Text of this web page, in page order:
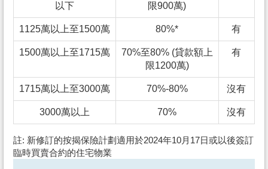
以下
限900萬)
1125萬以上至1500萬 80%* 有
1500萬以上至1715萬
70%至80% (貸款額上
限1200萬)
有
1715萬以上至3000萬 70%-80% 沒有
3000萬以上 70% 沒有
註: 新修訂的按揭保險計劃適用於2024年10月17日或以後簽訂
臨時買賣合約的住宅物業